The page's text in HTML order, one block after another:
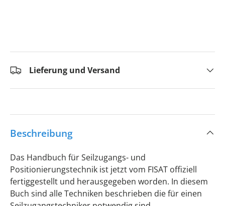
Lieferung und Versand
Beschreibung
Das Handbuch für Seilzugangs- und
Positionierungstechnik ist jetzt vom FISAT offiziell
fertiggestellt und herausgegeben worden. In diesem
Buch sind alle Techniken beschrieben die für einen